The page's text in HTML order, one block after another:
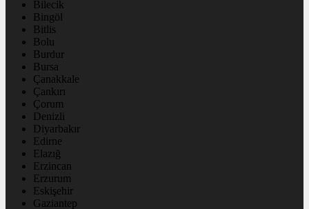
Bilecik
Bingöl
Bitlis
Bolu
Burdur
Bursa
Çanakkale
Çankırı
Çorum
Denizli
Diyarbakır
Edirne
Elazığ
Erzincan
Erzurum
Eskişehir
Gaziantep